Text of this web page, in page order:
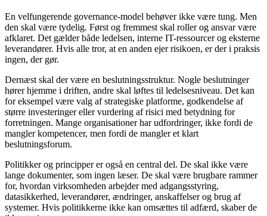
En velfungerende governance-model behøver ikke være tung. Men
den skal være tydelig. Først og fremmest skal roller og ansvar være
afklaret. Det gælder både ledelsen, interne IT-ressourcer og eksterne
leverandører. Hvis alle tror, at en anden ejer risikoen, er der i praksis
ingen, der gør.
Dernæst skal der være en beslutningsstruktur. Nogle beslutninger
hører hjemme i driften, andre skal løftes til ledelsesniveau. Det kan
for eksempel være valg af strategiske platforme, godkendelse af
større investeringer eller vurdering af risici med betydning for
forretningen. Mange organisationer har udfordringer, ikke fordi de
mangler kompetencer, men fordi de mangler et klart
beslutningsforum.
Politikker og principper er også en central del. De skal ikke være
lange dokumenter, som ingen læser. De skal være brugbare rammer
for, hvordan virksomheden arbejder med adgangsstyring,
datasikkerhed, leverandører, ændringer, anskaffelser og brug af
systemer. Hvis politikkerne ikke kan omsættes til adfærd, skaber de